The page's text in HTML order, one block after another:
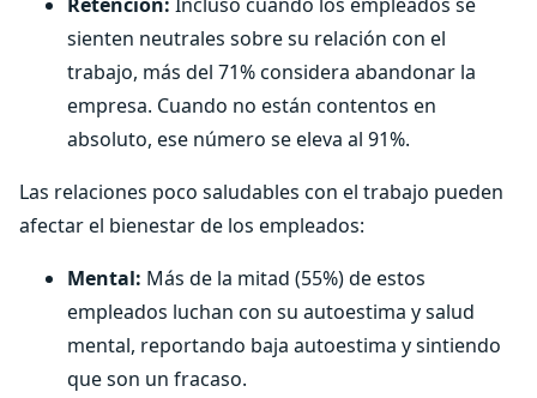
sienten neutrales sobre su relación con el
trabajo, más del 71% considera abandonar la
empresa. Cuando no están contentos en
absoluto, ese número se eleva al 91%.
Las relaciones poco saludables con el trabajo pueden
afectar el bienestar de los empleados:
Mental: Más de la mitad (55%) de estos
empleados luchan con su autoestima y salud
mental, reportando baja autoestima y sintiendo
que son un fracaso.